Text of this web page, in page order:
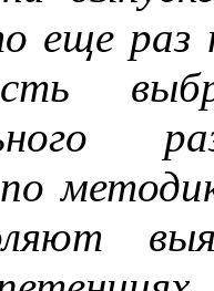
еще